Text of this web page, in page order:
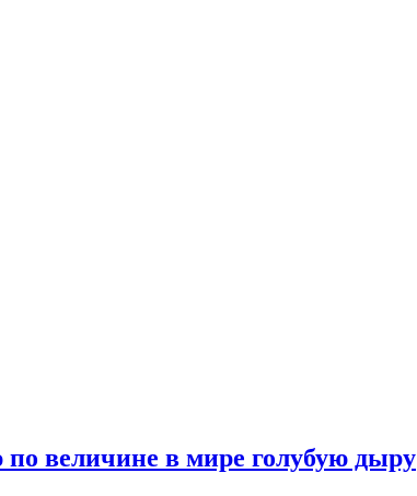
величине в мире голубую дыру